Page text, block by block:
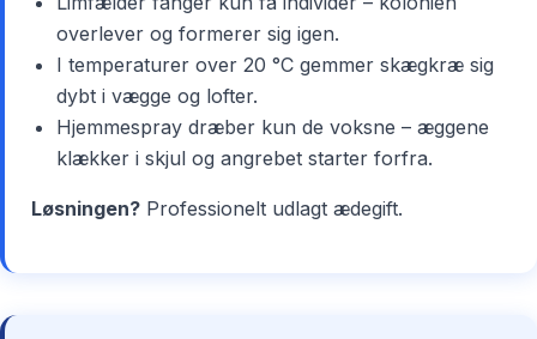
overlever og formerer sig igen.
I temperaturer over 20 °C gemmer skægkræ sig
dybt i vægge og lofter.
Hjemmespray dræber kun de voksne – æggene
klækker i skjul og angrebet starter forfra.
Løsningen? Professionelt udlagt ædegift.